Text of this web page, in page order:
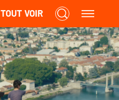
TOUT VOIR